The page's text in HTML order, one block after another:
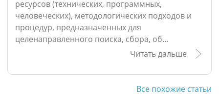
ресурсов (технических, программных,
человеческих), методологических подходов и
процедур, предназначенных для
целенаправленного поиска, сбора, об...
Читать дальше
Все похожие статьи